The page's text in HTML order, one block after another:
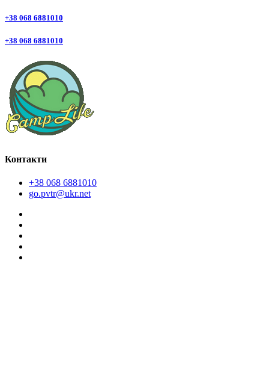
+38 068 6881010
+38 068 6881010
Контакти
+38 068 6881010
go.pvtr@ukr.net